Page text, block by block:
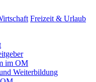
Freizeit & Urlaub
im OM
Weiterbildung